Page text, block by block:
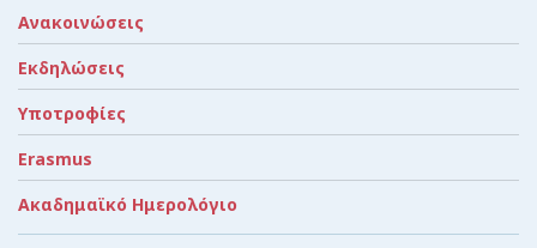
Ανακοινώσεις
Εκδηλώσεις
Υποτροφίες
Erasmus
Ακαδημαϊκό Ημερολόγιο